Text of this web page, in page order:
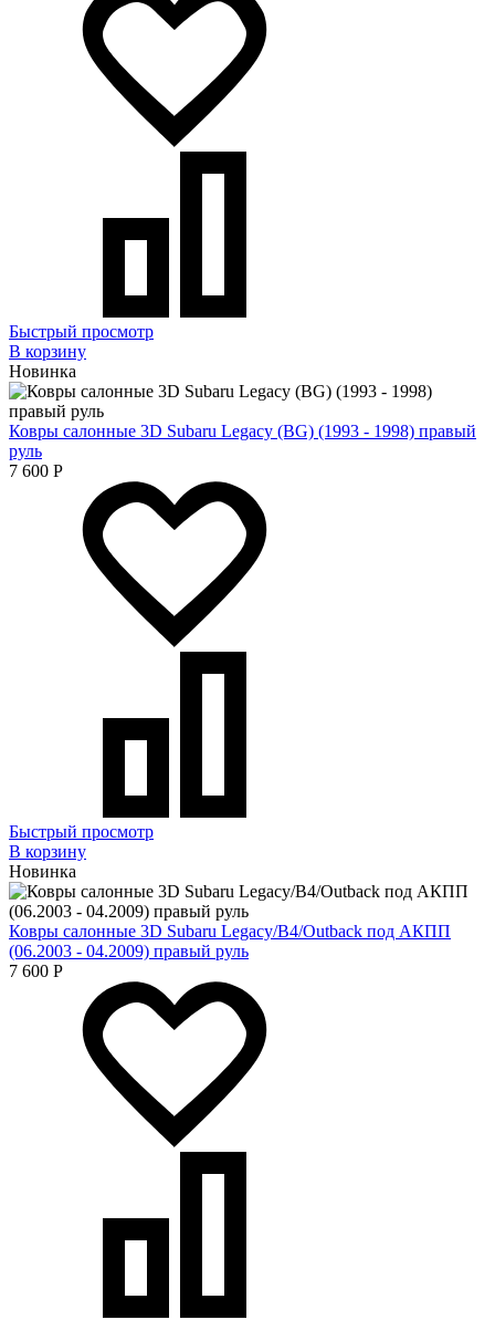
Быстрый просмотр
В корзину
Новинка
Ковры салонные 3D Subaru Legacy (BG) (1993 - 1998) правый
руль
7 600 Р
Быстрый просмотр
В корзину
Новинка
Ковры салонные 3D Subaru Legacy/B4/Outback под АКПП
(06.2003 - 04.2009) правый руль
7 600 Р